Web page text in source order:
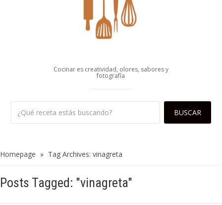
Cocinar es creatividad, olores, sabores y
fotografía
Homepage » Tag Archives: vinagreta
Posts Tagged: "vinagreta"